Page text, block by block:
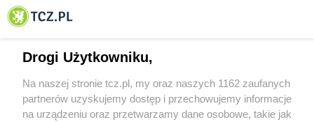
© 2001-2026 Tczew - TCZ.PL Sp. z o.o. Internetowy Serwis Informacyjny Miasta
Drogi Użytkowniku,
Na naszej stronie tcz.pl, my oraz naszych 1162 zaufanych
partnerów uzyskujemy dostęp i przechowujemy informacje
na urządzeniu oraz przetwarzamy dane osobowe, takie jak